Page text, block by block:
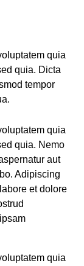
quia
quia. Dicta
tempor
quia
quia. Nemo
aut
Adipiscing
et dolore
quia